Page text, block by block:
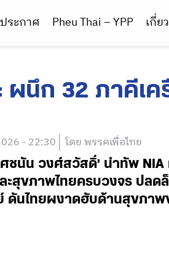
ประกาศ Pheu Thai – YPP เกี่
ผนึก 32 ภาคีเค
- 22:30 โดย พรรคเพื่อไทย
ศชนัน วงศ์สวัสดิ์’ นำทัพ
ะสุขภาพไทยครบวงจร ปลด
ดันไทยผงาดฮับด้านสุขภาพ